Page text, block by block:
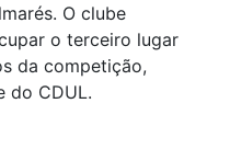
O clube
o terceiro lugar
da competição,
do CDUL.